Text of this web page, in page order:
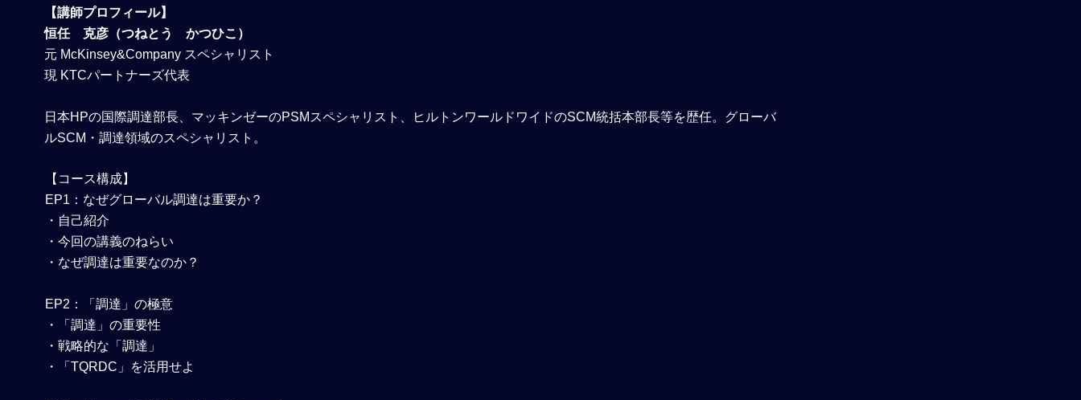
【講師プロフィール】
恒任 克彦（つねとう かつひこ）
元 McKinsey&Company スペシャリスト
現 KTCパートナーズ代表
日本HPの国際調達部長、マッキンゼーのPSMスペシャリスト、ヒルトンワールドワイドのSCM統括本部長等を歴任。グローバ
ルSCM・調達領域のスペシャリスト。
【コース構成】
EP1：なぜグローバル調達は重要か？
・自己紹介
・今回の講義のねらい
・なぜ調達は重要なのか？
EP2：「調達」の極意
・「調達」の重要性
・戦略的な「調達」
・「TQRDC」を活用せよ